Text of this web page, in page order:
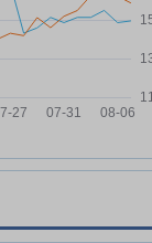
(
07-21